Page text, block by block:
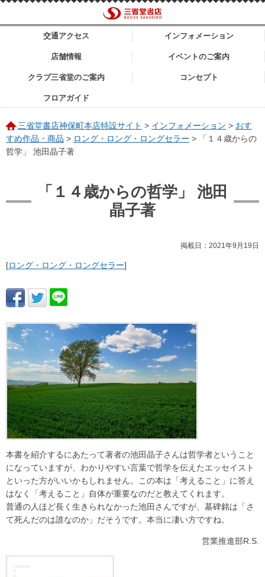
交通アクセス インフォメーション
店舗情報 イベントのご案内
クラブ三省堂のご案内 コンセプト
フロアガイド
三省堂書店神保町本店特設サイト > インフォメーション > おす
すめ作品・商品 > ロング・ロング・ロングセラー >
「１４歳からの
哲学」 池田晶子著
「１４歳からの哲学」 池田
晶子著
掲載日：2021年9月19日
[ロング・ロング・ロングセラー]
本書を紹介するにあたって著者の池田晶子さんは哲学者ということ
になっていますが、わかりやすい言葉で哲学を伝えたエッセイスト
といった方がいいかもしれません。この本は「考えること」に答え
はなく「考えること」自体が重要なのだと教えてくれます。
普通の人ほど長く生きられなかった池田さんですが、墓碑銘は「さ
て死んだのは誰なのか」だそうです。本当に凄い方ですね。
営業推進部R.S.